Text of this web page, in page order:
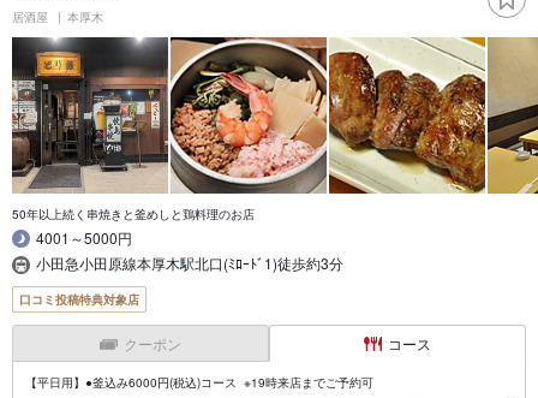
居酒屋 本厚木
50年以上続く串焼きと釜めしと鶏料理のお店
4001～5000円
小田急小田原線本厚木駅北口(ﾐﾛｰﾄﾞ1)徒歩約3分
口コミ投稿特典対象店
クーポン コース
【平日用】●釜込み6000円(税込)コース ※19時来店までご予約可